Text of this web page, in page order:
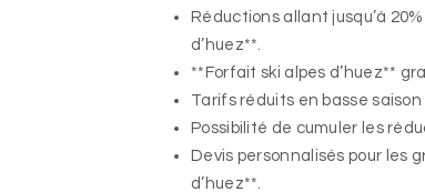
Réductions allant jusqu’à
d’huez**.
**Forfait ski alpes d’huez**
Tarifs réduits en basse saison
Possibilité de cumuler les
Devis personnalisés pour les
d’huez**.